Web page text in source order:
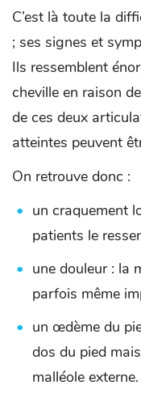
C’est là toute la
; ses signes et
Ils ressemblent
cheville en raison
de ces deux
atteintes peuvent
On retrouve donc :
un craquement
patients le
une douleur : la
parfois même
un œdème du
dos du pied
malléole externe.